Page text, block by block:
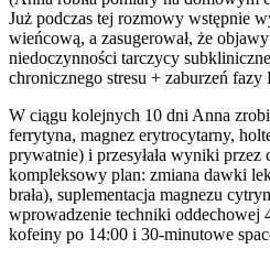
Już podczas tej rozmowy wstępnie
wieńcową, a zasugerował, że
niedoczynności tarczycy
chronicznego stresu + zaburzeń fazy
W ciągu kolejnych 10 dni Anna
ferrytyna, magnez erytrocytarny,
prywatnie) i przesyłała wyniki
kompleksowy plan: zmiana dawki
brała), suplementacja magnezu
wprowadzenie techniki oddechowej
kofeiny po 14:00 i 30-minutowe